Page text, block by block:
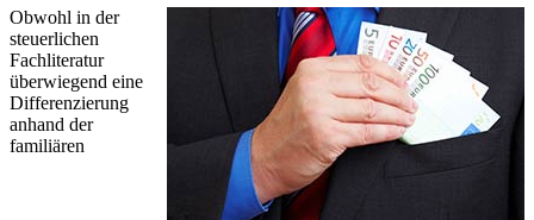
Obwohl in der
steuerlichen
Fachliteratur
überwiegend eine
Differenzierung
anhand der
familiären